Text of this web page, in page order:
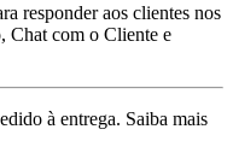
responder aos clientes nos
Chat com o Cliente e
à entrega. Saiba mais